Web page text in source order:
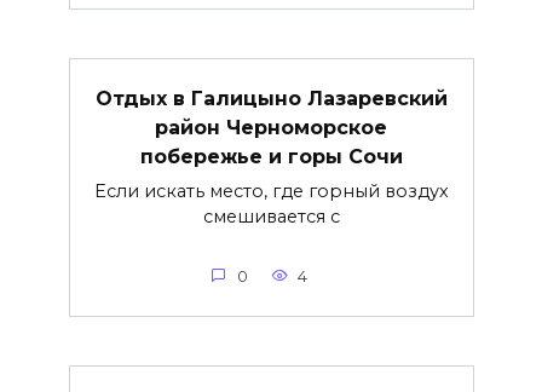
Отдых в Галицыно Лазаревский
район Черноморское
побережье и горы Сочи
Если искать место, где горный воздух
смешивается с
0 4